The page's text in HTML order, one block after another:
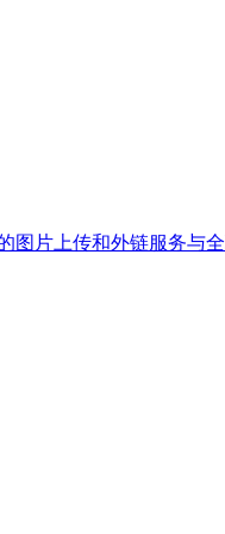
图片上传和外链服务与